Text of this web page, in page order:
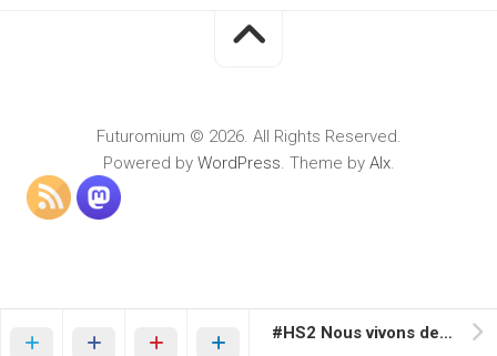
#HS2 Nous vivons de le monde imaginé par J.G. Ballard
Futuromium © 2026. All Rights Reserved.
Powered by WordPress. Theme by Alx.